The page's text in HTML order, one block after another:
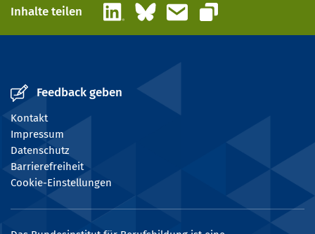
Inhalte teilen LinkedInBlueskyE-Mail
Link kopieren
Feedback geben
Kontakt
Impressum
Datenschutz
Barrierefreiheit
Cookie-Einstellungen